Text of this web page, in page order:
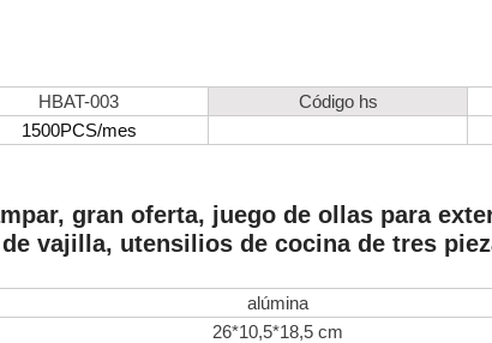
HBAT-003 Código hs
1500PCS/mes
gran oferta, juego de ollas para
vajilla, utensilios de cocina de tres
alúmina
26*10,5*18,5 cm